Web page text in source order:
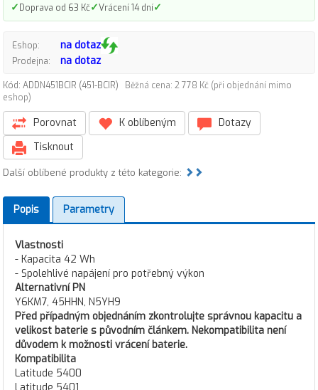
✓Doprava od 63 Kč✓Vrácení 14 dní✓
Eshop: na dotaz
Prodejna: na dotaz
Kód: ADDN451BCIR (451-BCIR)
Běžná cena: 2 778 Kč (při objednání mimo
eshop)
Porovnat K oblíbeným
Dotazy
Tisknout
Další oblíbené produkty z této kategorie:
Popis Parametry
Vlastnosti
- Kapacita 42 Wh
- Spolehlivé napájení pro potřebný výkon
Alternativní PN
Y6KM7, 45HHN, N5YH9
Před případným objednáním zkontrolujte správnou kapacitu a
velikost baterie s původním článkem. Nekompatibilita není
důvodem k možnosti vrácení baterie.
Kompatibilita
Latitude 5400